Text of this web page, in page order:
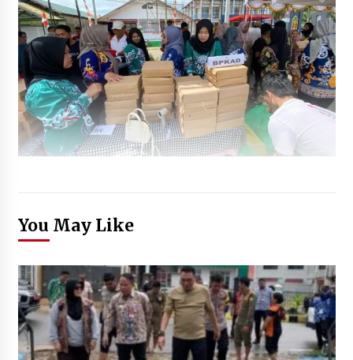
You May Like